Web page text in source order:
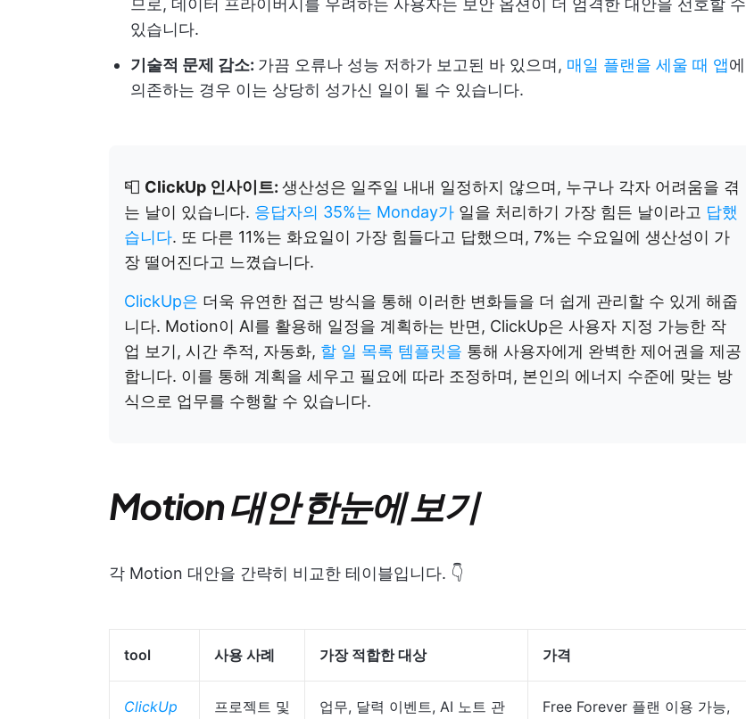
므로, 데이터 프라이버시를 우려하는 사용자는 보안 옵션이 더 엄격한 대안을 선호할 수
있습니다.
기술적 문제 감소: 가끔 오류나 성능 저하가 보고된 바 있으며, 매일 플랜을 세울 때 앱에
의존하는 경우 이는 상당히 성가신 일이 될 수 있습니다.
📮 ClickUp 인사이트: 생산성은 일주일 내내 일정하지 않으며, 누구나 각자 어려움을 겪
는 날이 있습니다. 응답자의 35%는 Monday가 일을 처리하기 가장 힘든 날이라고 답했
습니다. 또 다른 11%는 화요일이 가장 힘들다고 답했으며, 7%는 수요일에 생산성이 가
장 떨어진다고 느꼈습니다.
ClickUp은 더욱 유연한 접근 방식을 통해 이러한 변화들을 더 쉽게 관리할 수 있게 해줍
니다. Motion이 AI를 활용해 일정을 계획하는 반면, ClickUp은 사용자 지정 가능한 작
업 보기, 시간 추적, 자동화, 할 일 목록 템플릿을 통해 사용자에게 완벽한 제어권을 제공
합니다. 이를 통해 계획을 세우고 필요에 따라 조정하며, 본인의 에너지 수준에 맞는 방
식으로 업무를 수행할 수 있습니다.
Motion 대안 한눈에 보기
각 Motion 대안을 간략히 비교한 테이블입니다. 👇
tool 사용 사례 가장 적합한 대상 가격
ClickUp
프로젝트 및
업무, 달력 이벤트, AI 노트 관
Free Forever 플랜 이용 가능,